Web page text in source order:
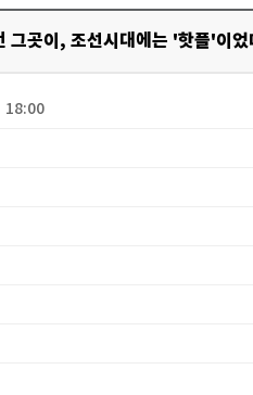
그곳이, 조선시대에는 '핫플'이었